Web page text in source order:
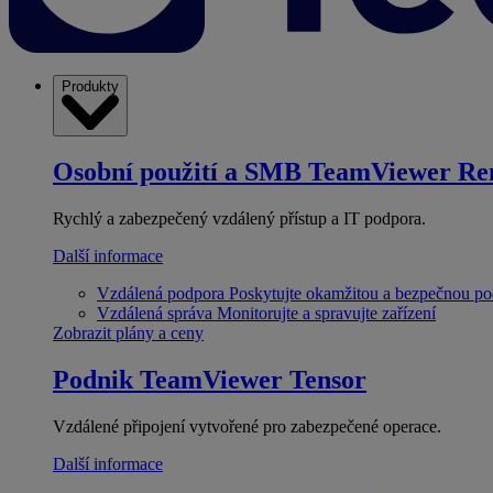
Produkty
Osobní použití a SMB TeamViewer
Rychlý a zabezpečený vzdálený přístup a IT podpora.
Další informace
Vzdálená podpora Poskytujte okamžitou a bezpečnou
Vzdálená správa Monitorujte a spravujte zařízení
Zobrazit plány a ceny
Podnik TeamViewer Tensor
Vzdálené připojení vytvořené pro zabezpečené operace.
Další informace